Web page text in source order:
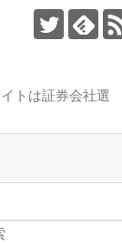
トは証券会社選